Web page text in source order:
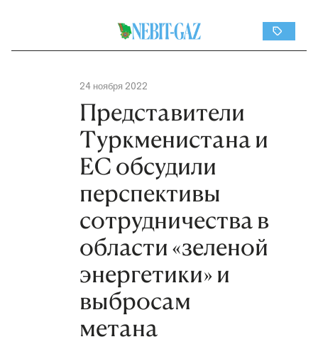
24 ноября 2022
Представители
Туркменистана и
ЕС обсудили
перспективы
сотрудничества в
области «зеленой
энергетики» и
выбросам
метана